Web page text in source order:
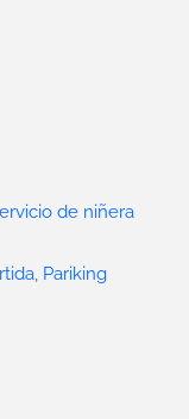
de niñera
Pariking